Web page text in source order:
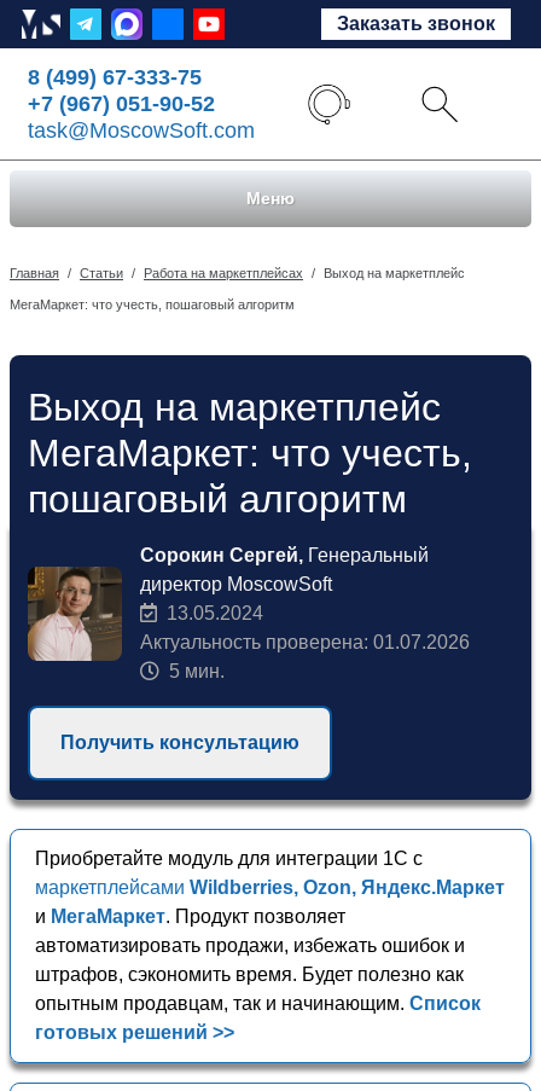
Заказать звонок
8 (499) 67-333-75
+7 (967) 051-90-52
task@MoscowSoft.com
Меню
Главная / Статьи / Работа на маркетплейсах / Выход на маркетплейс
МегаМаркет: что учесть, пошаговый алгоритм
Выход на маркетплейс
МегаМаркет: что учесть,
пошаговый алгоритм
Сорокин Сергей, Генеральный
директор MoscowSoft
13.05.2024
Актуальность проверена: 01.07.2026
5 мин.
Получить консультацию
Приобретайте модуль для интеграции 1С с
маркетплейсами Wildberries, Ozon, Яндекс.Маркет
и МегаМаркет. Продукт позволяет
автоматизировать продажи, избежать ошибок и
штрафов, сэкономить время. Будет полезно как
опытным продавцам, так и начинающим. Список
готовых решений >>